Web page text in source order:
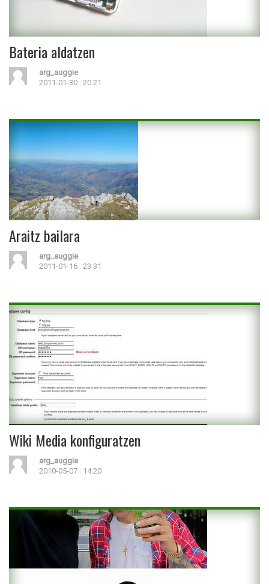
Bateria aldatzen
arg_auggie
2011-01-30 : 20:21
Araitz bailara
arg_auggie
2011-01-16 : 23:31
Wiki Media konfiguratzen
arg_auggie
2010-05-07 : 14:20